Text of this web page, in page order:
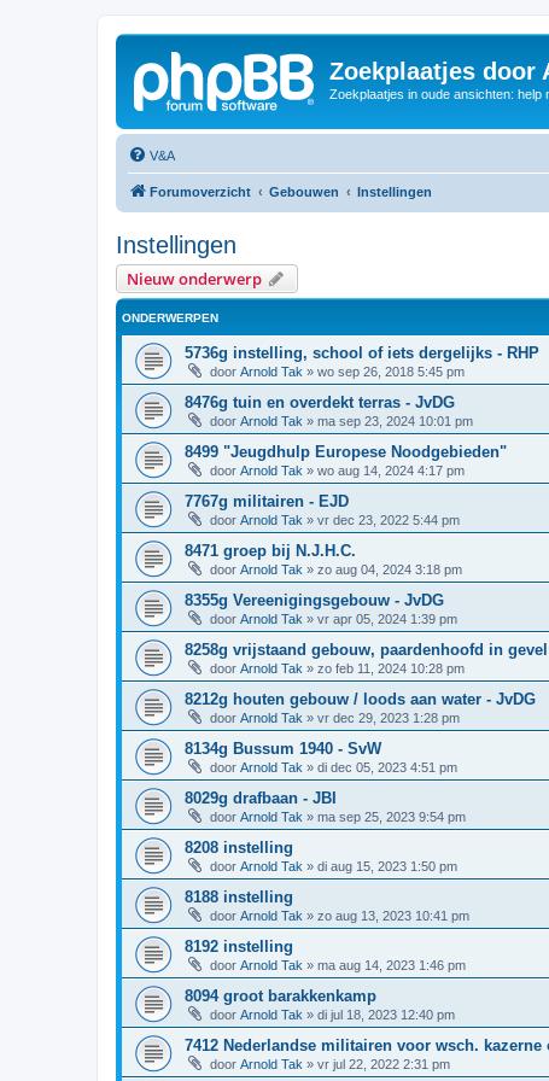
Zoekplaatjes door
Zoekplaatjes in oude ansichten: help
V&A
Forumoverzicht Gebouwen Instellingen
Instellingen
Nieuw onderwerp
ONDERWERPEN
5736g instelling, school of iets dergelijks - RHP
door Arnold Tak » wo sep 26, 2018 5:45 pm
8476g tuin en overdekt terras - JvDG
door Arnold Tak » ma sep 23, 2024 10:01 pm
8499 "Jeugdhulp Europese Noodgebieden"
door Arnold Tak » wo aug 14, 2024 4:17 pm
7767g militairen - EJD
door Arnold Tak » vr dec 23, 2022 5:44 pm
8471 groep bij N.J.H.C.
door Arnold Tak » zo aug 04, 2024 3:18 pm
8355g Vereenigingsgebouw - JvDG
door Arnold Tak » vr apr 05, 2024 1:39 pm
8258g vrijstaand gebouw, paardenhoofd in
door Arnold Tak » zo feb 11, 2024 10:28 pm
8212g houten gebouw / loods aan water - JvDG
door Arnold Tak » vr dec 29, 2023 1:28 pm
8134g Bussum 1940 - SvW
door Arnold Tak » di dec 05, 2023 4:51 pm
8029g drafbaan - JBI
door Arnold Tak » ma sep 25, 2023 9:54 pm
8208 instelling
door Arnold Tak » di aug 15, 2023 1:50 pm
8188 instelling
door Arnold Tak » zo aug 13, 2023 10:41 pm
8192 instelling
door Arnold Tak » ma aug 14, 2023 1:46 pm
8094 groot barakkenkamp
door Arnold Tak » di jul 18, 2023 12:40 pm
7412 Nederlandse militairen voor wsch. kazerne
door Arnold Tak » vr jul 22, 2022 2:31 pm